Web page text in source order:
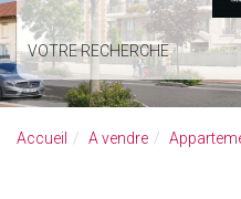
VOTRE RECHERCHE
Accueil A vendre